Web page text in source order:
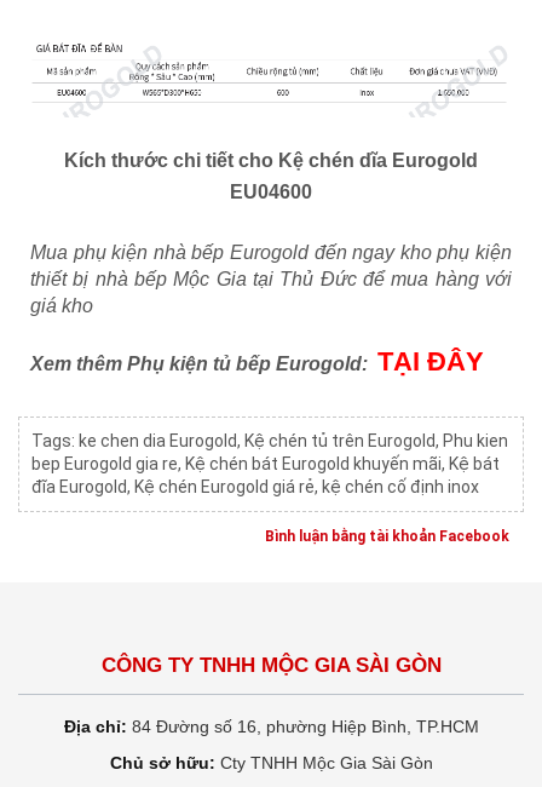
Kích thước chi tiết cho Kệ chén dĩa Eurogold
EU04600
Mua phụ kiện nhà bếp Eurogold đến ngay kho phụ kiện
thiết bị nhà bếp Mộc Gia tại Thủ Đức để mua hàng với
giá kho
Xem thêm Phụ kiện tủ bếp Eurogold: TẠI ĐÂY
Tags: ke chen dia Eurogold, Kệ chén tủ trên Eurogold, Phu kien
bep Eurogold gia re, Kệ chén bát Eurogold khuyến mãi, Kệ bát
đĩa Eurogold, Kệ chén Eurogold giá rẻ, kệ chén cố định inox
Bình luận bằng tài khoản Facebook
CÔNG TY TNHH MỘC GIA SÀI GÒN
Địa chỉ: 84 Đường số 16, phường Hiệp Bình, TP.HCM
Chủ sở hữu: Cty TNHH Mộc Gia Sài Gòn